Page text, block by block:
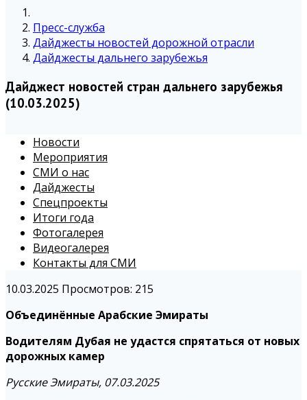
Пресс-служба
Дайджесты новостей дорожной отрасли
Дайджесты дальнего зарубежья
Дайджест новостей стран дальнего зарубежья
(10.03.2025)
Новости
Мероприятия
СМИ о нас
Дайджесты
Спецпроекты
Итоги года
Фотогалерея
Видеогалерея
Контакты для СМИ
10.03.2025 Просмотров: 215
Объединённые Арабские Эмираты
Водителям Дубая не удастся спрятаться от новых
дорожных камер
Русские Эмираты, 07.03.2025